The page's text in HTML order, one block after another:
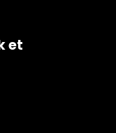
et